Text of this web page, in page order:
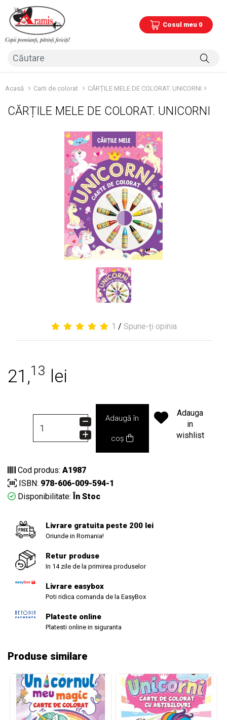
Cosul meu 0
Acasă Carti de colorat CĂRȚILE MELE DE COLORAT. UNICORNI
CĂRȚILE MELE DE COLORAT. UNICORNI
1 / Spune-ți opinia
21,13 lei
Adaugă în
coș
Adauga
in
wishlist
Cod produs: A1987
ISBN: 978-606-009-594-1
Disponibilitate: În Stoc
Livrare gratuita peste 200 lei
Oriunde in Romania!
Retur produse
In 14 zile de la primirea produselor
Livrare easybox
Poti ridica comanda de la EasyBox
Plateste online
Platesti online in siguranta
Produse similare